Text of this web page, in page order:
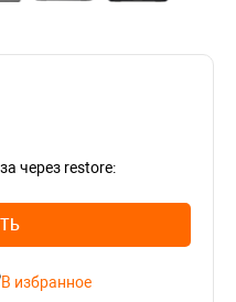
через restore:
В избранное